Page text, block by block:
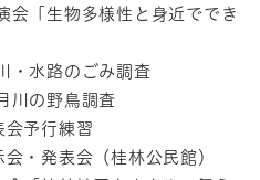
会「生物多様性と身近ででき
・水路のごみ調査
川の野鳥調査
予行練習
・発表会（桂林公民館）